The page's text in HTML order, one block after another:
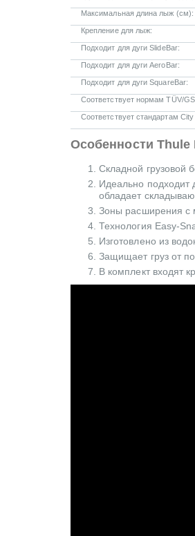
Максимальная длина лыж (см):
Крепление для лыж:
Подходит для дуги SlideBar:
Подходит для дуги AeroBar:
Подходит для дуги SquareBar:
Соответствует нормам TÜV/
Соответствует стандартам
Особенности Thule
Складной грузовой
Идеально подходит
обладает
Зоны расширения с
Технология Easy-
Изготовлено из
Защищает груз от
В комплект входят